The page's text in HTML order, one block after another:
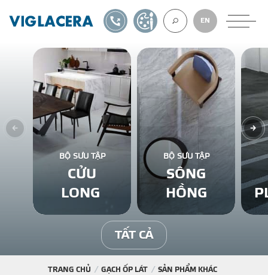
VỀ CHÚNG
GẠCH ỐP LÁT
BÊ TÔNG KHÍ
NGÓI LỢP
EN
1900561582TỰ THIẾT KẾ
BỘ SƯU TẬP
CỬU
LONG
BỘ SƯU TẬP
SÔNG
HỒNG
TẤT CẢ
TRANG CHỦ GẠCH ỐP LÁT SẢN PHẨM KHÁC